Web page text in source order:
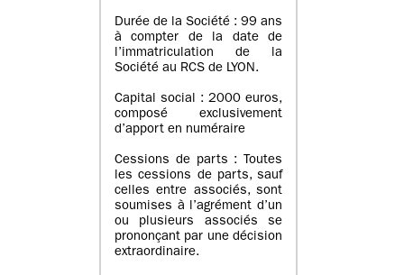
Durée de la Société : 99 ans
à compter de la date de
l’immatriculation de la
Société au RCS de LYON.
Capital social : 2000 euros,
composé exclusivement
d’apport en numéraire
Cessions de parts : Toutes
les cessions de parts, sauf
celles entre associés, sont
soumises à l’agrément d’un
ou plusieurs associés se
prononçant par une décision
extraordinaire.